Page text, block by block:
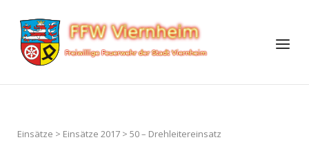
content
Home
Menu
Einsätze > Einsätze 2017 > 50 – Drehleitereinsatz